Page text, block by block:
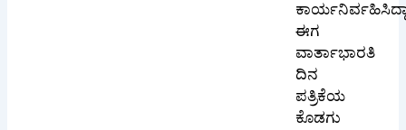
ಈಗ
ವಾರ್ತಾಭಾರತಿ
ದಿನ
ಪತ್ರಿಕೆಯ
ಕೊಡಗು